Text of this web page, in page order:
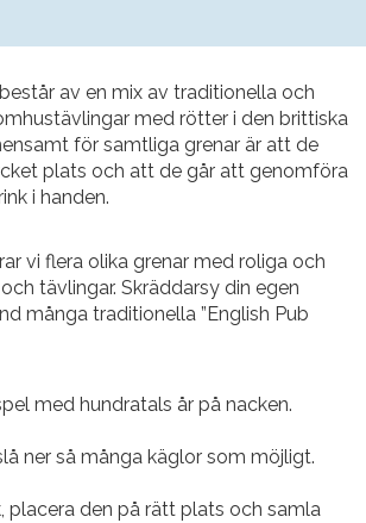
av en mix av traditionella och
med rötter i den brittiska
för samtliga grenar är att de
plats och att de går att genomföra
i handen.
vi flera olika grenar med roliga och
tävlingar. Skräddarsy din egen
många traditionella ”English Pub
med hundratals år på nacken.
ner så många käglor som möjligt.
placera den på rätt plats och samla